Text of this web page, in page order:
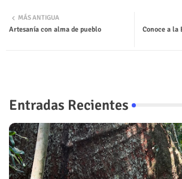
Conoce a la
MÁS ANTIGUA
Artesanía con alma de pueblo
Entradas Recientes